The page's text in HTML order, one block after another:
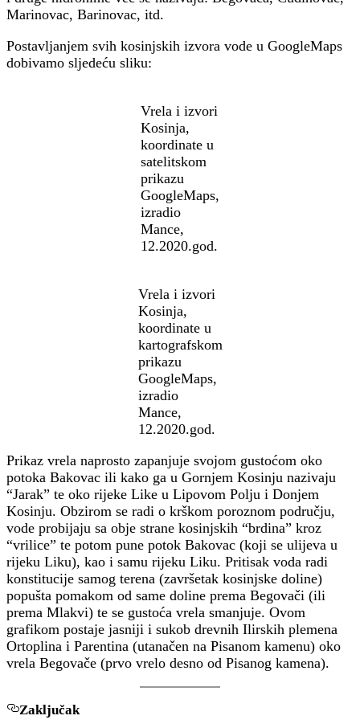
Marinovac, Barinovac, itd.
Postavljanjem svih kosinjskih izvora vode u GoogleMaps
dobivamo sljedeću sliku:
Vrela i izvori
Kosinja,
koordinate u
satelitskom
prikazu
GoogleMaps,
izradio
Mance,
12.2020.god.
Vrela i izvori
Kosinja,
koordinate u
kartografskom
prikazu
GoogleMaps,
izradio
Mance,
12.2020.god.
Prikaz vrela naprosto zapanjuje svojom gustoćom oko
potoka Bakovac ili kako ga u Gornjem Kosinju nazivaju
“Jarak” te oko rijeke Like u Lipovom Polju i Donjem
Kosinju. Obzirom se radi o krškom poroznom području,
vode probijaju sa obje strane kosinjskih “brdina” kroz
“vrilice” te potom pune potok Bakovac (koji se ulijeva u
rijeku Liku), kao i samu rijeku Liku. Pritisak voda radi
konstitucije samog terena (završetak kosinjske doline)
popušta pomakom od same doline prema Begovači (ili
prema Mlakvi) te se gustoća vrela smanjuje. Ovom
grafikom postaje jasniji i sukob drevnih Ilirskih plemena
Ortoplina i Parentina (utanačen na Pisanom kamenu) oko
vrela Begovače (prvo vrelo desno od Pisanog kamena).
Zaključak